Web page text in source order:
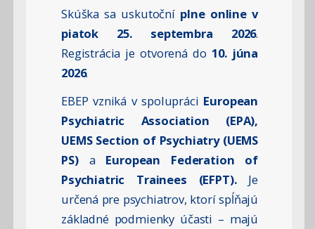
Skúška sa uskutoční plne online v
piatok 25. septembra 2026.
Registrácia je otvorená do 10. júna
2026.
EBEP vzniká v spolupráci European
Psychiatric Association (EPA),
UEMS Section of Psychiatry (UEMS
PS) a European Federation of
Psychiatric Trainees (EFPT).Je
určená pre psychiatrov, ktorí spĺňajú
základné podmienky účasti – majú